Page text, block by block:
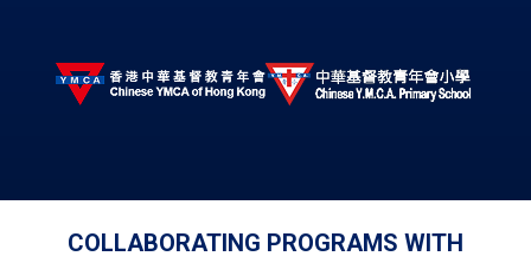
COLLABORATING PROGRAMS WITH